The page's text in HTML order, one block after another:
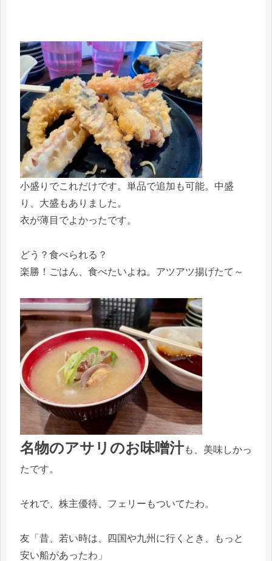
小盛りでこれだけです。単品で追加も可能。中盛
り、大盛もありました。
衣が薄目でよかったです。
どう？食べられる？
楽勝！ごはん、食べたいよね。アツアツ揚げたて～
名物のアサリのお味噌汁も、美味しかっ
たです。
それで、株主優待、フェリーもついてたわ。
友「昔、若い時は、四国や九州に行くとき、もっと
安い船があったわ」